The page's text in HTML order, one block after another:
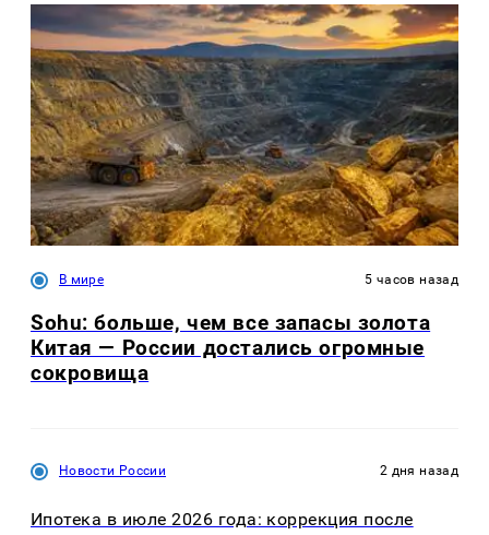
В мире 5 часов назад
Sohu: больше, чем все запасы золота
Китая — России достались огромные
сокровища
Новости России 2 дня назад
Ипотека в июле 2026 года: коррекция после